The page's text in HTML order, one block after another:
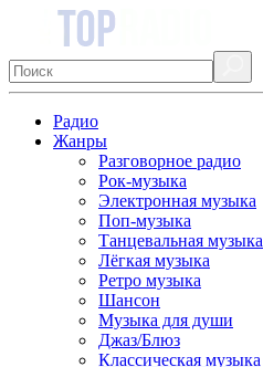
Радио
Жанры
Разговорное радио
Рок-музыка
Электронная музыка
Поп-музыка
Танцевальная музыка
Лёгкая музыка
Ретро музыка
Шансон
Музыка для души
Джаз/Блюз
Классическая музыка